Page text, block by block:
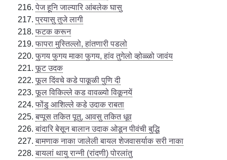
पेज हूनि जाल्यारि आंबलेक घासु
प्रयासु तुजे लागी
फटक करून
फापरा मुस्तिल्लो, हांतणारी पडलो
फुगय फुगय माका फुगय, हांव तुगेलो व्होळ्ळो जावंय
फूट उदक
फूल दिंवचे कडे पाकूळी पुणि दी
फूल विकिल्ले कड वावळ्यो विकूनयें
फोंडु आशिल्ले कडे उदाक राबता
बप्पूस तकित पूतु, आवसु तकित धूव
बांदारि बेसून बालान उदाक ओडून पीवंची बुद्धि
बामणाक नाका जालेली बायल शेजवासर्याक सरी नाका
बायलां थायु रान्नी (रांदणी) पोरलांतु